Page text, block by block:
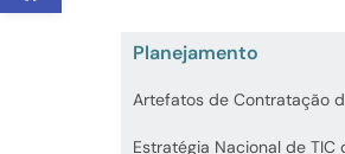
Planejamento
Artefatos de Contratação
Estratégia Nacional de TIC